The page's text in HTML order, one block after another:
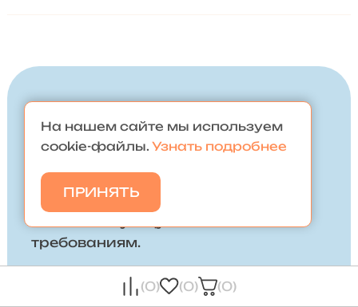
(0) (0) (0)
Задайте вопрос
интересующие вас вопросы и
помогут подобрать мебель,
соответствующую всем вашим
требованиям.
На нашем сайте мы используем
cookie-файлы. Узнать подробнее
ПРИНЯТЬ